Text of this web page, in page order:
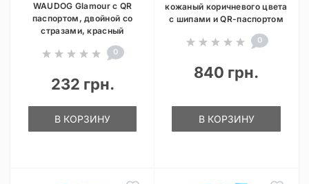
WAUDOG Glamour с QR
паспортом, двойной со
стразами, красный
0
232 грн.
В КОРЗИНУ
кожаный коричневого цвета
с шипами и QR-паспортом
0
840 грн.
В КОРЗИНУ